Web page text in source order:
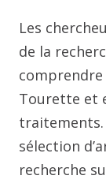
Les
de la
comprendre
Tourette et
sélection
recherche